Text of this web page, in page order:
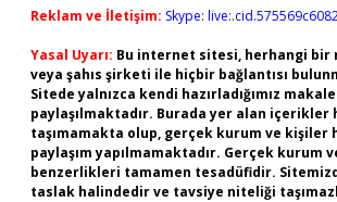
Reklam ve İletişim: Skype:
Yasal Uyarı: Bu internet sitesi, herhangi bir
veya şahıs şirketi ile hiçbir bağlantısı
Sitede yalnızca kendi hazırladığımız
paylaşılmaktadır. Burada yer alan içerikler
taşımamakta olup, gerçek kurum ve kişiler
paylaşım yapılmamaktadır. Gerçek kurum
benzerlikleri tamamen tesadüfidir.
taslak halindedir ve tavsiye niteliği